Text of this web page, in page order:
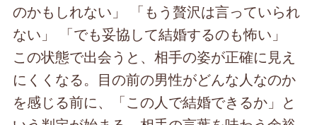
のかもしれない」 「もう贅沢は言っていられ
ない」 「でも妥協して結婚するのも怖い」
この状態で出会うと、相手の姿が正確に見え
にくくなる。目の前の男性がどんな人なのか
を感じる前に、「この人で結婚できるか」と